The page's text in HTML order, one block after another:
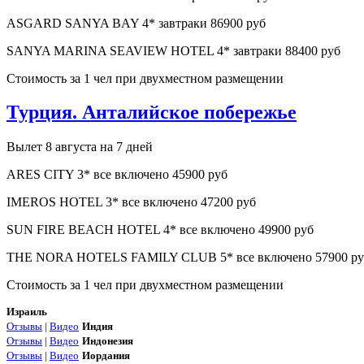
ASGARD SANYA BAY 4* завтраки 86900 руб
SANYA MARINA SEAVIEW HOTEL 4* завтраки 88400 руб
Стоимость за 1 чел при двухместном размещении
Турция. Анталийское побережье
Вылет 8 августа на 7 дней
ARES CITY 3* все включено 45900 руб
IMEROS HOTEL 3* все включено 47200 руб
SUN FIRE BEACH HOTEL 4* все включено 49900 руб
THE NORA HOTELS FAMILY CLUB 5* все включено 57900
Стоимость за 1 чел при двухместном размещении
Израиль
Отзывы | Видео Индия
Отзывы | Видео Индонезия
Отзывы | Видео Иордания